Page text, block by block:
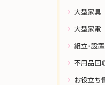
大型家具
大型家電
組立･設置
不用品回
お役立ち